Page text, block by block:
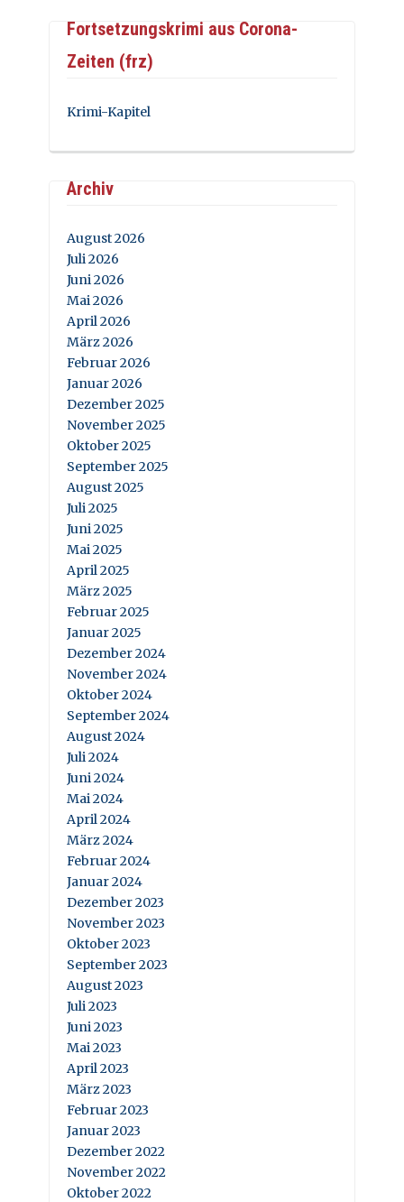
Fortsetzungskrimi aus Corona-
Zeiten (frz)
Krimi-Kapitel
Archiv
August 2026
Juli 2026
Juni 2026
Mai 2026
April 2026
März 2026
Februar 2026
Januar 2026
Dezember 2025
November 2025
Oktober 2025
September 2025
August 2025
Juli 2025
Juni 2025
Mai 2025
April 2025
März 2025
Februar 2025
Januar 2025
Dezember 2024
November 2024
Oktober 2024
September 2024
August 2024
Juli 2024
Juni 2024
Mai 2024
April 2024
März 2024
Februar 2024
Januar 2024
Dezember 2023
November 2023
Oktober 2023
September 2023
August 2023
Juli 2023
Juni 2023
Mai 2023
April 2023
März 2023
Februar 2023
Januar 2023
Dezember 2022
November 2022
Oktober 2022